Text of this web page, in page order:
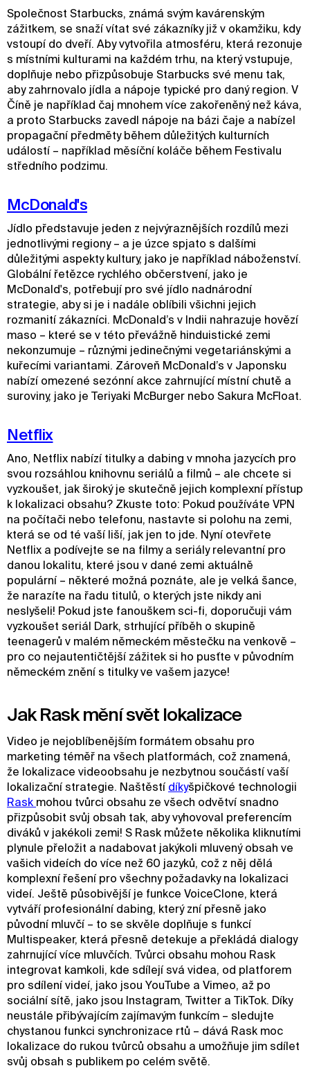
Společnost Starbucks, známá svým kavárenským
zážitkem, se snaží vítat své zákazníky již v okamžiku, kdy
vstoupí do dveří. Aby vytvořila atmosféru, která rezonuje
s místními kulturami na každém trhu, na který vstupuje,
doplňuje nebo přizpůsobuje Starbucks své menu tak,
aby zahrnovalo jídla a nápoje typické pro daný region. V
Číně je například čaj mnohem více zakořeněný než káva,
a proto Starbucks zavedl nápoje na bázi čaje a nabízel
propagační předměty během důležitých kulturních
událostí – například měsíční koláče během Festivalu
středního podzimu.
McDonald's
Jídlo představuje jeden z nejvýraznějších rozdílů mezi
jednotlivými regiony – a je úzce spjato s dalšími
důležitými aspekty kultury, jako je například náboženství.
Globální řetězce rychlého občerstvení, jako je
McDonald's, potřebují pro své jídlo nadnárodní
strategie, aby si je i nadále oblíbili všichni jejich
rozmanití zákazníci. McDonald’s v Indii nahrazuje hovězí
maso – které se v této převážně hinduistické zemi
nekonzumuje – různými jedinečnými vegetariánskými a
kuřecími variantami. Zároveň McDonald’s v Japonsku
nabízí omezené sezónní akce zahrnující místní chutě a
suroviny, jako je Teriyaki McBurger nebo Sakura McFloat.
Netflix
Ano, Netflix nabízí titulky a dabing v mnoha jazycích pro
svou rozsáhlou knihovnu seriálů a filmů – ale chcete si
vyzkoušet, jak široký je skutečně jejich komplexní přístup
k lokalizaci obsahu? Zkuste toto: Pokud používáte VPN
na počítači nebo telefonu, nastavte si polohu na zemi,
která se od té vaší liší, jak jen to jde. Nyní otevřete
Netflix a podívejte se na filmy a seriály relevantní pro
danou lokalitu, které jsou v dané zemi aktuálně
populární – některé možná poznáte, ale je velká šance,
že narazíte na řadu titulů, o kterých jste nikdy ani
neslyšeli! Pokud jste fanouškem sci-fi, doporučuji vám
vyzkoušet seriál Dark, strhující příběh o skupině
teenagerů v malém německém městečku na venkově –
pro co nejautentičtější zážitek si ho pusťte v původním
německém znění s titulky ve vašem jazyce!
Jak Rask mění svět lokalizace
Video je nejoblíbenějším formátem obsahu pro
marketing téměř na všech platformách, což znamená,
že lokalizace videoobsahu je nezbytnou součástí vaší
lokalizační strategie. Naštěstí díkyšpičkové technologii
Rask mohou tvůrci obsahu ze všech odvětví snadno
přizpůsobit svůj obsah tak, aby vyhovoval preferencím
diváků v jakékoli zemi! S Rask můžete několika kliknutími
plynule přeložit a nadabovat jakýkoli mluvený obsah ve
vašich videích do více než 60 jazyků, což z něj dělá
komplexní řešení pro všechny požadavky na lokalizaci
videí. Ještě působivější je funkce VoiceClone, která
vytváří profesionální dabing, který zní přesně jako
původní mluvčí – to se skvěle doplňuje s funkcí
Multispeaker, která přesně detekuje a překládá dialogy
zahrnující více mluvčích. Tvůrci obsahu mohou Rask
integrovat kamkoli, kde sdílejí svá videa, od platforem
pro sdílení videí, jako jsou YouTube a Vimeo, až po
sociální sítě, jako jsou Instagram, Twitter a TikTok. Díky
neustále přibývajícím zajímavým funkcím – sledujte
chystanou funkci synchronizace rtů – dává Rask moc
lokalizace do rukou tvůrců obsahu a umožňuje jim sdílet
svůj obsah s publikem po celém světě.